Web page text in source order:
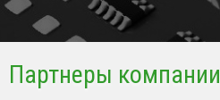
Партнеры компании